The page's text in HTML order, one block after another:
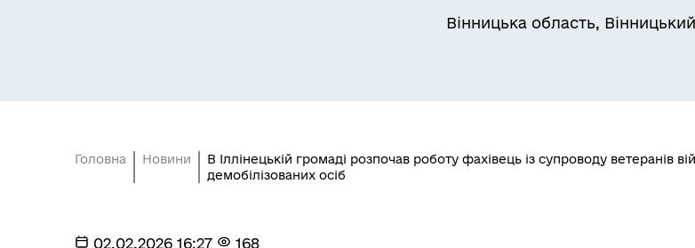
Вінницька область,
Головна Новини
В Іллінецькій громаді розпочав роботу фахівець із супроводу ветеранів
демобілізованих осіб
02.02.2026 16:27 168